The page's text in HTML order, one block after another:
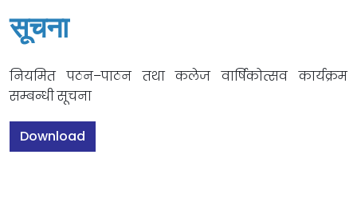
सूचना
नियमित पठन–पाठन तथा कलेज वार्षिकोत्सव कार्यक्रम
सम्बन्धी सूचना
Download